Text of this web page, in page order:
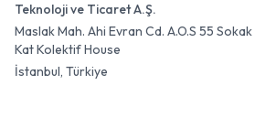
Teknoloji ve Ticaret A.Ş.
Maslak Mah. Ahi Evran Cd. A.O.S 55
Kat Kolektif House
İstanbul, Türkiye